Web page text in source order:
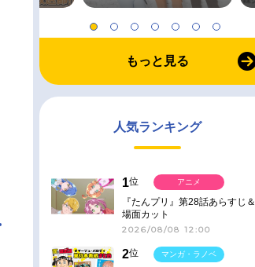
もっと見る
人気ランキング
1位
『たんプリ』第28話あらすじ＆
場面カット
2026/08/08 12:00
アニメ
2位
マンガ・ラノベ